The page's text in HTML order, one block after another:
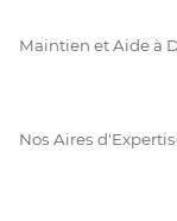
Maintien et Aide à
Nos Aires